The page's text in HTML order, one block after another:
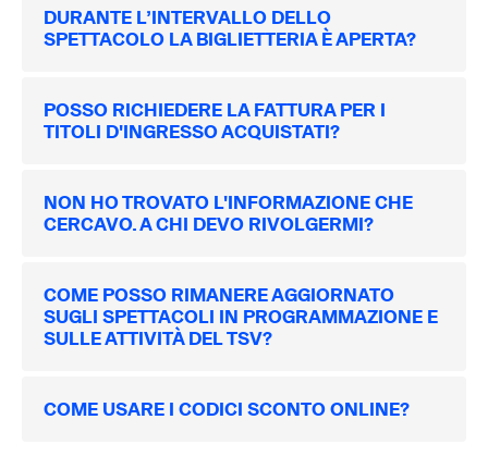
DURANTE L’INTERVALLO DELLO
SPETTACOLO LA BIGLIETTERIA È APERTA?
POSSO RICHIEDERE LA FATTURA PER I
TITOLI D'INGRESSO ACQUISTATI?
NON HO TROVATO L'INFORMAZIONE CHE
CERCAVO. A CHI DEVO RIVOLGERMI?
COME POSSO RIMANERE AGGIORNATO
SUGLI SPETTACOLI IN PROGRAMMAZIONE E
SULLE ATTIVITÀ DEL TSV?
COME USARE I CODICI SCONTO ONLINE?